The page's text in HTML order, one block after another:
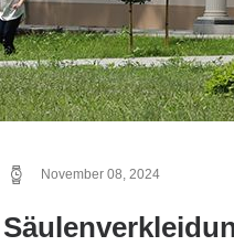
November 08, 2024